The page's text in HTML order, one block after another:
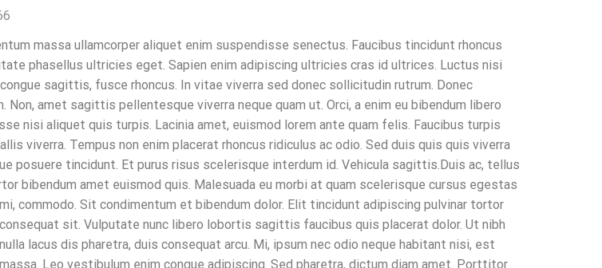
massa ullamcorper aliquet enim suspendisse senectus. Faucibus tincidunt rhoncus
phasellus ultricies eget. Sapien enim adipiscing ultricies cras id ultrices. Luctus nisi
sagittis, fusce rhoncus. In vitae viverra sed donec sollicitudin rutrum. Donec
amet sagittis pellentesque viverra neque quam ut. Orci, a enim eu bibendum libero
nisi aliquet quis turpis. Lacinia amet, euismod lorem ante quam felis. Faucibus turpis
viverra. Tempus non enim placerat rhoncus ridiculus ac odio. Sed duis quis quis viverra
posuere tincidunt. Et purus risus scelerisque interdum id. Vehicula sagittis.Duis ac, tellus
bibendum amet euismod quis. Malesuada eu morbi at quam scelerisque cursus egestas
mi, commodo. Sit condimentum et bibendum dolor. Elit tincidunt adipiscing pulvinar tortor
consequat sit. Vulputate nunc libero lobortis sagittis faucibus quis placerat dolor. Ut nibh
nulla lacus dis pharetra, duis consequat arcu. Mi, ipsum nec odio neque habitant nisi, est
massa. Leo vestibulum enim congue adipiscing. Sed pharetra, dictum diam amet. Porttitor